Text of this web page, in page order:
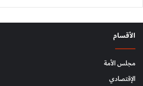
الأقسام
مجلس الأمة
الإقتصادي